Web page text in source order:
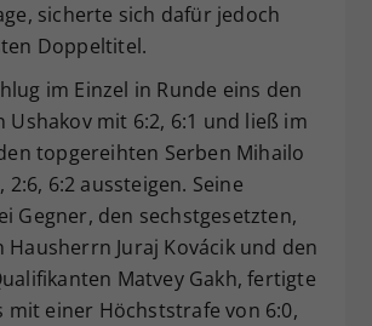
sicherte sich dafür jedoch
Doppeltitel.
im Einzel in Runde eins den
Ushakov mit 6:2, 6:1 und ließ im
topgereihten Serben Mihailo
2:6, 6:2 aussteigen. Seine
Gegner, den sechstgesetzten,
Hausherrn Juraj Kovácik und den
Matvey Gakh, fertigte
mit einer Höchststrafe von 6:0,